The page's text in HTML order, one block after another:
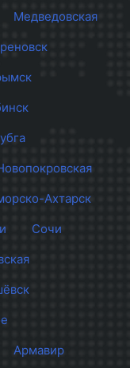
Медведовская
Ахтарск
Сочи
Армавир